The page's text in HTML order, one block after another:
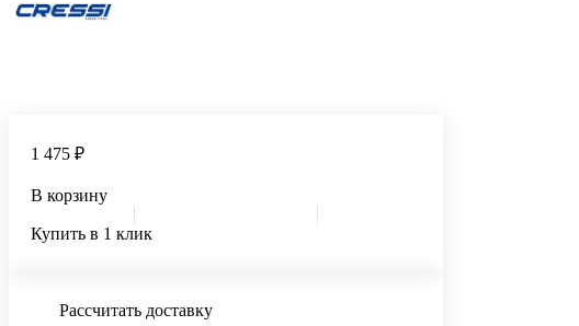
1 475 ₽
В корзину
Купить в 1 клик
Рассчитать доставку